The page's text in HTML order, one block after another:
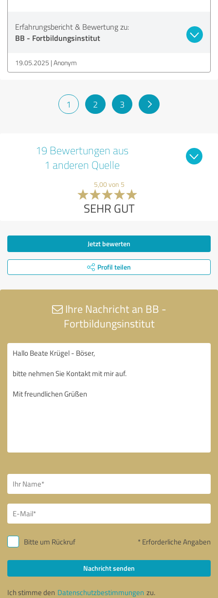
Erfahrungsbericht & Bewertung zu:
BB - Fortbildungsinstitut
19.05.2025 Anonym
1 2 3
19 Bewertungen aus
1 anderen Quelle
5,00 von 5
SEHR GUT
Jetzt bewerten
Profil teilen
Ihre Nachricht an BB -
Fortbildungsinstitut
Bitte um Rückruf * Erforderliche Angaben
Nachricht senden
Ich stimme den Datenschutzbestimmungen zu.